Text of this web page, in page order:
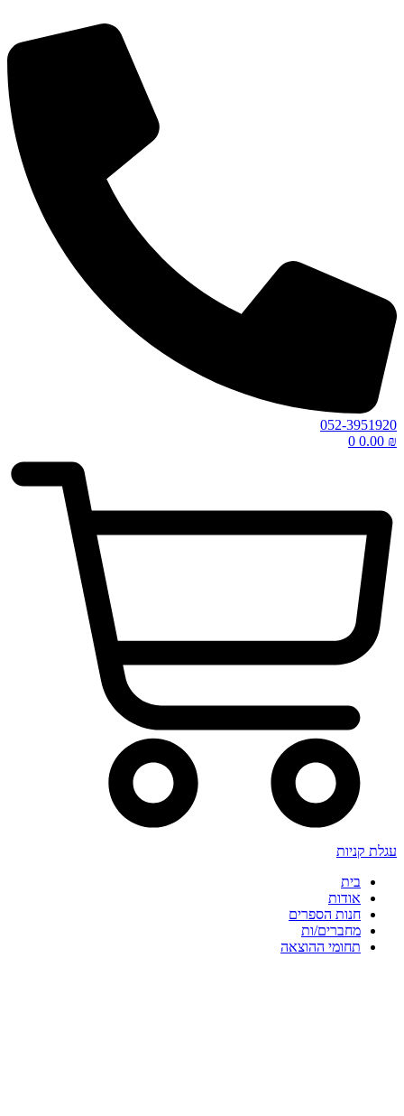
052-3951920
0.00 ₪
0
עגלת קניות
בית
אודות
חנות הספרים
מחברים/ות
תחומי ההוצאה